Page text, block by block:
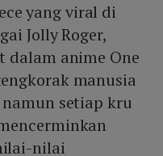
yang viral di
Jolly Roger,
dalam anime One
manusia
setiap kru
nilai